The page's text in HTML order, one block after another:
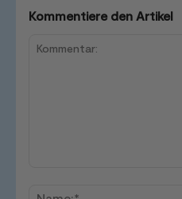
Kommentiere den Artikel